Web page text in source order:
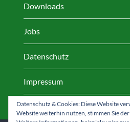
Datenschutz & Cookies: Diese Website
Website weiterhin nutzen, stimmen Sie
Downloads
Jobs
Datenschutz
Impressum